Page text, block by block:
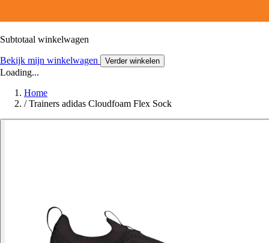
Subtotaal winkelwagen
Bekijk mijn winkelwagen Verder winkelen
Loading...
Home
/ Trainers adidas Cloudfoam Flex Sock